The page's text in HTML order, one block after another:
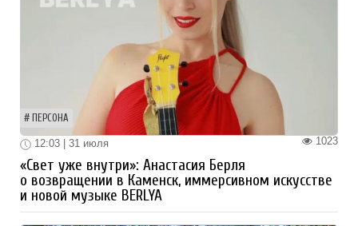
ПЕРСОНА
1023
12:03 | 31 июля
«Свет уже внутри»: Анастасия Берля
о возвращении в Каменск, иммерсивном искусстве
и новой музыке BERLYA